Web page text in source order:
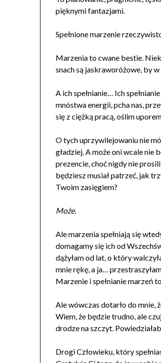
pięknymi fantazjami.
Spełnione marzenie
Marzenia to cwane bestie.
snach są jaskraworóżowe, by
A ich spełnianie… Ich
mnóstwa energii, pcha nas,
się z ciężką pracą, oślim
O tych uprzywilejowaniu nie
gładziej. A może oni wcale nie
prezencie, choć nigdy nie
będziesz musiał patrzeć, jak
Twoim zasięgiem?
Może.
Ale marzenia spełniają się
domagamy się ich od
dążyłam od lat, o który
mnie rękę, a ja…
Marzenie i spełnianie marzeń
Ale wówczas dotarło do mnie,
Wiem, że będzie trudno, ale
drodze na szczyt.
Drogi Człowieku, który